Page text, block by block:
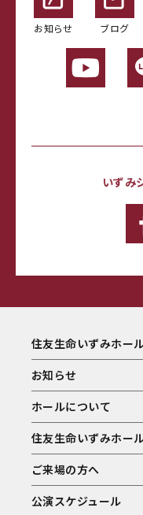
お知らせ ブログ
いずみ
住友生命いずみホー
お知らせ
ホールについて
住友生命いずみホー
ご来場の方へ
公演スケジュール